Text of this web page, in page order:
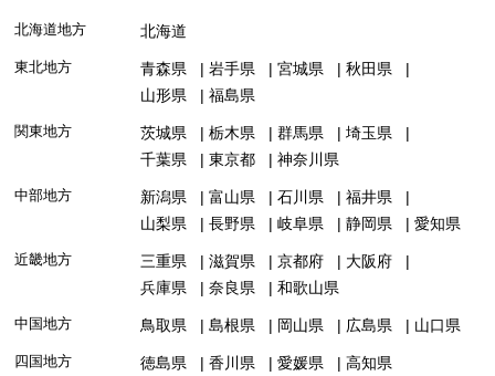
北海道地方 北海道
東北地方 青森県 岩手県 宮城県
秋田県
山形県
福島県
関東地方 茨城県 栃木県 群馬県
埼玉県
千葉県
東京都 神奈川県
中部地方 新潟県 富山県 石川県
福井県
山梨県
長野県 岐阜県 静岡県 愛知県
近畿地方 三重県 滋賀県 京都府
大阪府
兵庫県
奈良県 和歌山県
中国地方 鳥取県 島根県 岡山県 広島県 山口県
四国地方 徳島県 香川県 愛媛県 高知県